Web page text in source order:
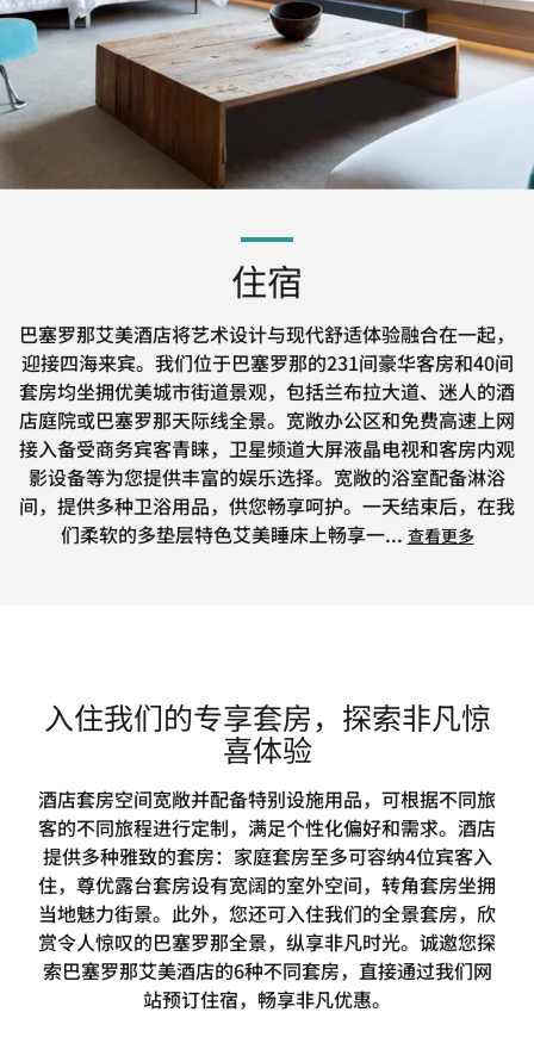
住宿
巴塞罗那艾美酒店将艺术设计与现代舒适体验融合在一起，
迎接四海来宾。我们位于巴塞罗那的231间豪华客房和40间
套房均坐拥优美城市街道景观，包括兰布拉大道、迷人的酒
店庭院或巴塞罗那天际线全景。宽敞办公区和免费高速上网
接入备受商务宾客青睐，卫星频道大屏液晶电视和客房内观
影设备等为您提供丰富的娱乐选择。宽敞的浴室配备淋浴
间，提供多种卫浴用品，供您畅享呵护。一天结束后，在我
们柔软的多垫层特色艾美睡床上畅享一... 查看更多
入住我们的专享套房，探索非凡惊
喜体验
酒店套房空间宽敞并配备特别设施用品，可根据不同旅
客的不同旅程进行定制，满足个性化偏好和需求。酒店
提供多种雅致的套房：家庭套房至多可容纳4位宾客入
住，尊优露台套房设有宽阔的室外空间，转角套房坐拥
当地魅力街景。此外，您还可入住我们的全景套房，欣
赏令人惊叹的巴塞罗那全景，纵享非凡时光。诚邀您探
索巴塞罗那艾美酒店的6种不同套房，直接通过我们网
站预订住宿，畅享非凡优惠。